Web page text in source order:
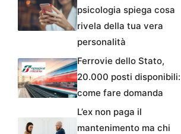
psicologia spiega cosa
rivela della tua vera
personalità
Ferrovie dello Stato,
20.000 posti disponibili:
come fare domanda
L’ex non paga il
mantenimento ma chi